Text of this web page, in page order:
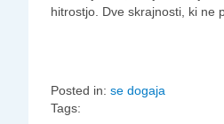
hitrostjo. Dve skrajnosti, ki ne
Posted in: se dogaja
Tags: